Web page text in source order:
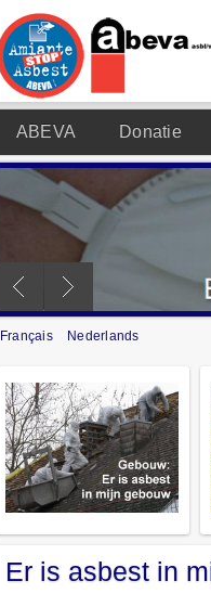
ABEVA Donatie
Français Nederlands
Er is asbest in